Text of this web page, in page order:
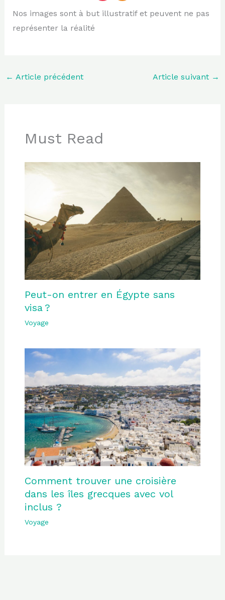
Nos images sont à but illustratif et peuvent ne pas
représenter la réalité
← Article précédent Article suivant →
Must Read
Peut-on entrer en Égypte sans
visa ?
Voyage
Comment trouver une croisière
dans les îles grecques avec vol
inclus ?
Voyage